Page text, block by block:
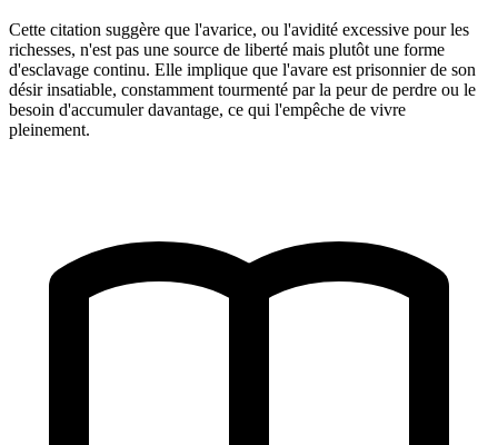
Cette citation suggère que l'avarice, ou l'avidité excessive pour les
richesses, n'est pas une source de liberté mais plutôt une forme
d'esclavage continu. Elle implique que l'avare est prisonnier de son
désir insatiable, constamment tourmenté par la peur de perdre ou le
besoin d'accumuler davantage, ce qui l'empêche de vivre
pleinement.